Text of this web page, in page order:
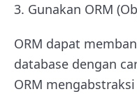
3. Gunakan ORM
ORM dapat
database dengan
ORM